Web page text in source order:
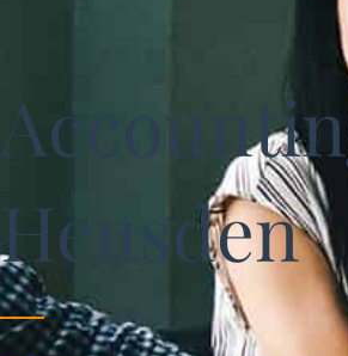
Heusden